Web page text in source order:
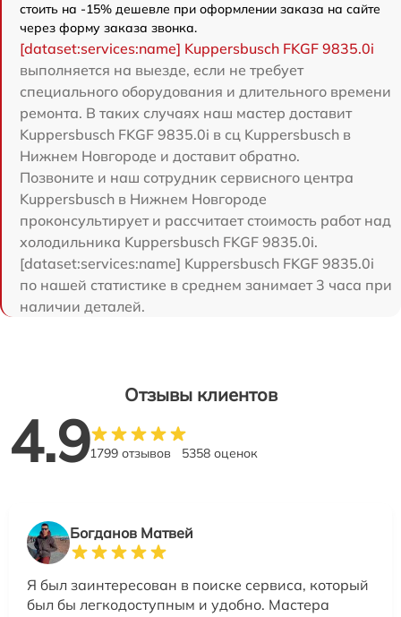
стоить на -15% дешевле при оформлении заказа на сайте
через форму заказа звонка.
[dataset:services:name] Kuppersbusch FKGF 9835.0i
выполняется на выезде, если не требует
специального оборудования и длительного времени
ремонта. В таких случаях наш мастер доставит
Kuppersbusch FKGF 9835.0i в сц Kuppersbusch в
Нижнем Новгороде и доставит обратно.
Позвоните и наш сотрудник сервисного центра
Kuppersbusch в Нижнем Новгороде
проконсультирует и рассчитает стоимость работ над
холодильника Kuppersbusch FKGF 9835.0i.
[dataset:services:name] Kuppersbusch FKGF 9835.0i
по нашей статистике в среднем занимает 3 часа при
наличии деталей.
Отзывы клиентов
4.91799 отзывов 5358 оценок
Богданов Матвей
Я был заинтересован в поиске сервиса, который
был бы легкодоступным и удобно. Мастера